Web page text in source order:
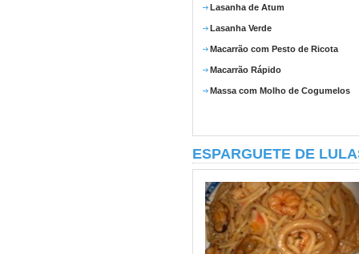
Lasanha de Atum
Lasanha Verde
Macarrão com Pesto de Ricota
Macarrão Rápido
Massa com Molho de Cogumelos
ESPARGUETE DE